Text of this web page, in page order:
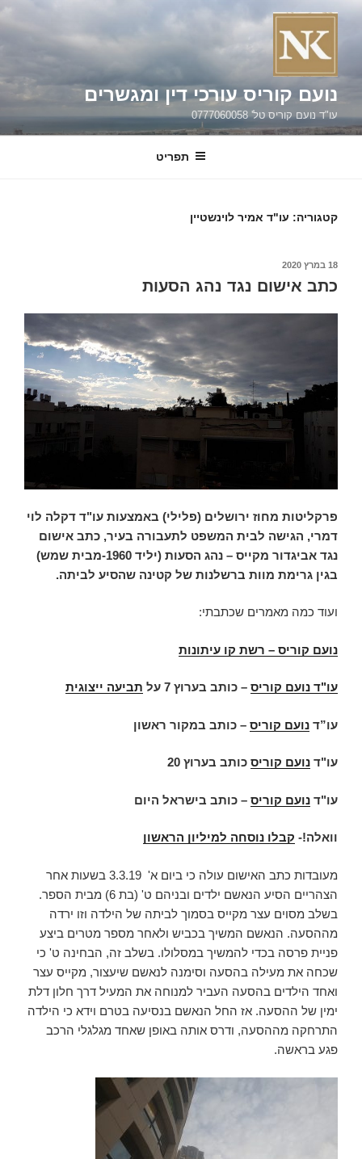
דילוג
נועם קוריס עורכי דין ומגשרים
עו"ד נועם קוריס טל' 0777060058
תפריט
קטגוריה: עו"ד אמיר לוינשטיין
פורסם
18 במרץ 2020
כתב אישום נגד נהג הסעות
פרקליטות מחוז ירושלים (פלילי) באמצעות עו"ד דקלה לוי
דמרי, הגישה לבית המשפט לתעבורה בעיר, כתב אישום
נגד אביגדור מקייס – נהג הסעות (יליד 1960-מבית שמש)
בגין גרימת מוות ברשלנות של קטינה שהסיע לביתה.
ועוד כמה מאמרים שכתבתי:
נועם קוריס – רשת קו עיתונות
עו"ד נועם קוריס – כותב בערוץ 7 על תביעה ייצוגית
עו”ד נועם קוריס – כותב במקור ראשון
עו"ד נועם קוריס כותב בערוץ 20
עו"ד נועם קוריס – כותב בישראל היום
וואלה!- קבלו נוסחה למיליון הראשון
מעובדות כתב האישום עולה כי ביום א' 3.3.19 בשעות אחר
הצהריים הסיע הנאשם ילדים ובניהם ט' (בת 6) מבית הספר.
בשלב מסוים עצר מקייס בסמוך לביתה של הילדה וזו ירדה
מההסעה. הנאשם המשיך בכביש ולאחר מספר מטרים ביצע
פניית פרסה בכדי להמשיך במסלולו. בשלב זה, הבחינה ט' כי
שכחה את מעילה בהסעה וסימנה לנאשם שיעצור, מקייס עצר
ואחד הילדים בהסעה העביר למנוחה את המעיל דרך חלון דלת
ימין של ההסעה. אז החל הנאשם בנסיעה בטרם וידא כי הילדה
התרחקה מההסעה, ודרס אותה באופן שאחד מגלגלי הרכב
פגע בראשה.